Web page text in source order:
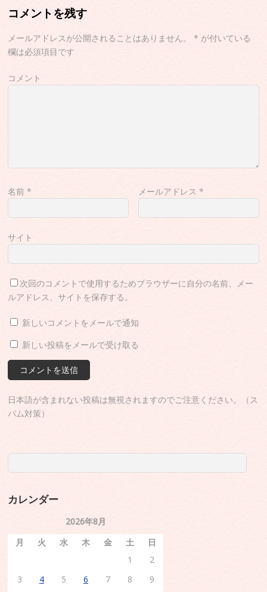
コメントを残す
メールアドレスが公開されることはありません。 * が付いている
欄は必須項目です
コメント
名前* メールアドレス*
サイト
次回のコメントで使用するためブラウザーに自分の名前、メー
ルアドレス、サイトを保存する。
新しいコメントをメールで通知
新しい投稿をメールで受け取る
日本語が含まれない投稿は無視されますのでご注意ください。（ス
パム対策）
カレンダー
2026年8月
月
火 水 木 金 土 日
1
2
3
4 5 6 7 8
9